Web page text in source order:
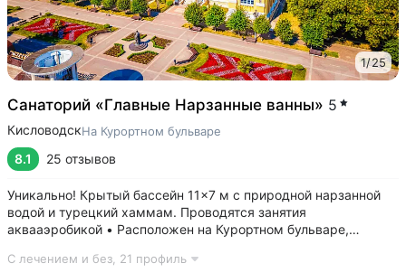
1/25
Санаторий «Главные Нарзанные ванны» 5
КисловодскНа Курортном бульваре
8.1 25 отзывов
Уникально! Крытый бассейн 11×7 м с природной нарзанной
водой и турецкий хаммам. Проводятся занятия
аквааэробикой • Расположен на Курортном бульваре,
Главные нарзанные ванны — памятник архитектуры
С лечением и без, 21 профиль